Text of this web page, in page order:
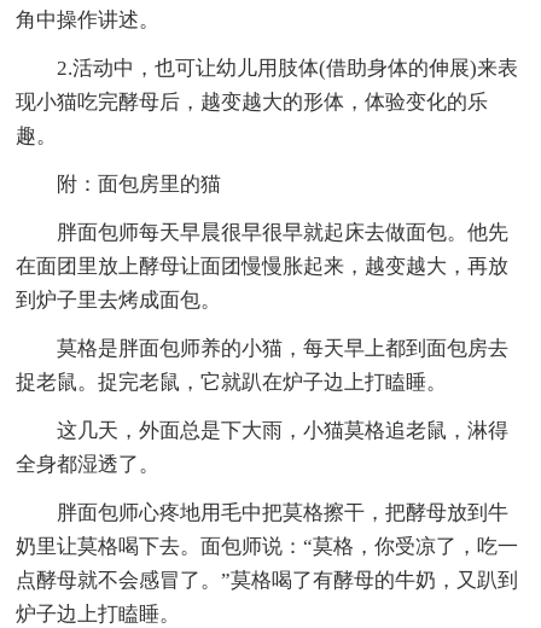
角中操作讲述。
2.活动中，也可让幼儿用肢体(借助身体的伸展)来表
现小猫吃完酵母后，越变越大的形体，体验变化的乐
趣。
附：面包房里的猫
胖面包师每天早晨很早很早就起床去做面包。他先
在面团里放上酵母让面团慢慢胀起来，越变越大，再放
到炉子里去烤成面包。
莫格是胖面包师养的小猫，每天早上都到面包房去
捉老鼠。捉完老鼠，它就趴在炉子边上打瞌睡。
这几天，外面总是下大雨，小猫莫格追老鼠，淋得
全身都湿透了。
胖面包师心疼地用毛中把莫格擦干，把酵母放到牛
奶里让莫格喝下去。面包师说：“莫格，你受凉了，吃一
点酵母就不会感冒了。”莫格喝了有酵母的牛奶，又趴到
炉子边上打瞌睡。